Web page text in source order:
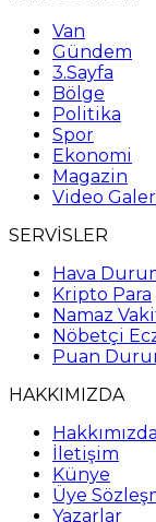
Van
Gündem
3.Sayfa
Bölge
Politika
Spor
Ekonomi
Magazin
Video
SERVİSLER
Hava
Kripto Para
Namaz
Nöbetçi
Puan
HAKKIMIZDA
Hakkımızda
İletişim
Künye
Üye
Yazarlar